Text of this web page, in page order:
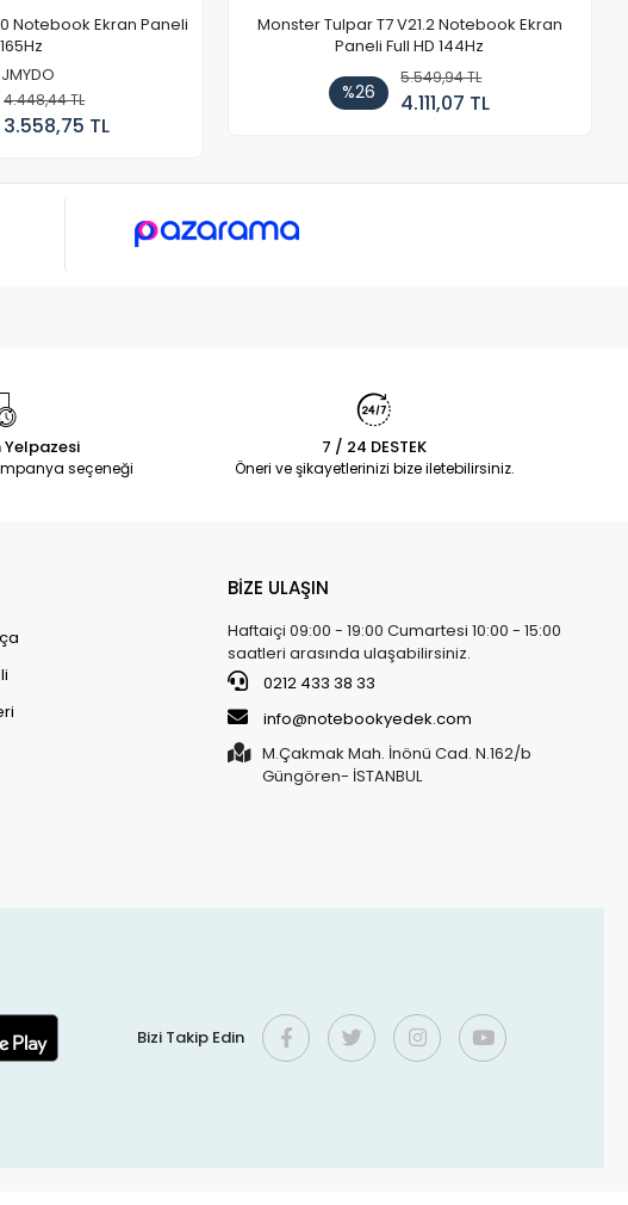
Notebook Ekran Paneli
165Hz
4.448,44 TL
3.558,75 TL
Monster Tulpar T7 V21.2 Notebook Ekran
Paneli Full HD 144Hz
%26
5.549,94 TL
4.111,07 TL
Yelpazesi
seçeneği
7 / 24 DESTEK
Öneri ve şikayetlerinizi bize iletebilirsiniz.
BİZE ULAŞIN
Haftaiçi 09:00 - 19:00 Cumartesi 10:00 - 15:00
saatleri arasında ulaşabilirsiniz.
0212 433 38 33
info@notebookyedek.com
M.Çakmak Mah. İnönü Cad. N.162/b
Güngören- İSTANBUL
Bizi Takip Edin